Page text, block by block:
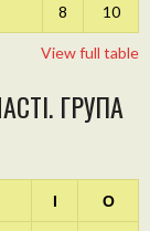
8 10
View full table
ГРУПА
І О